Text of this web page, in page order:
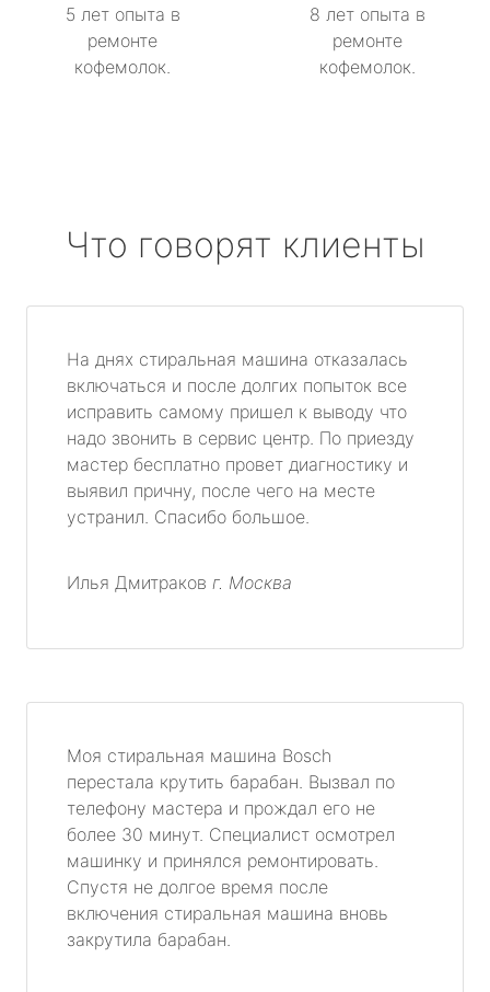
5 лет опыта в
ремонте
кофемолок.
8 лет опыта в
ремонте
кофемолок.
Что говорят клиенты
На днях стиральная машина отказалась
включаться и после долгих попыток все
исправить самому пришел к выводу что
надо звонить в сервис центр. По приезду
мастер бесплатно провет диагностику и
выявил причну, после чего на месте
устранил. Спасибо большое.
Илья Дмитраков г. Москва
Моя стиральная машина Bosch
перестала крутить барабан. Вызвал по
телефону мастера и прождал его не
более 30 минут. Специалист осмотрел
машинку и принялся ремонтировать.
Спустя не долгое время после
включения стиральная машина вновь
закрутила барабан.